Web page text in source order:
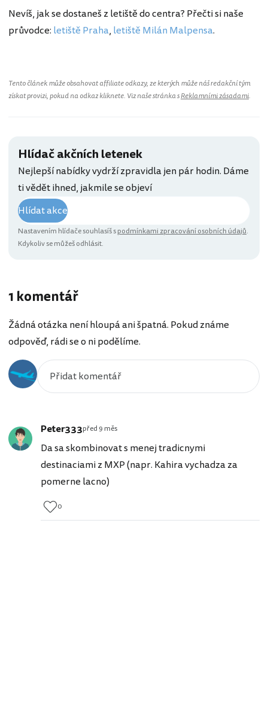
Nevíš, jak se dostaneš z letiště do centra? Přečti si naše
průvodce: letiště Praha, letiště Milán Malpensa.
Tento článek může obsahovat affiliate odkazy, ze kterých může náš redakční tým
získat provizi, pokud na odkaz kliknete. Viz naše stránka sReklamními zásadami.
Hlídač akčních letenek
Nejlepší nabídky vydrží zpravidla jen pár hodin. Dáme
ti vědět ihned, jakmile se objeví
Hlídat akce
Nastavením hlídače souhlasíš spodmínkami zpracování osobních údajů.
Kdykoliv se můžeš odhlásit.
1 komentář
Žádná otázka není hloupá ani špatná. Pokud známe
odpověď, rádi se o ni podělíme.
Peter333před 9 měs
Da sa skombinovat s menej tradicnymi
destinaciami z MXP (napr. Kahira vychadza za
pomerne lacno)
0